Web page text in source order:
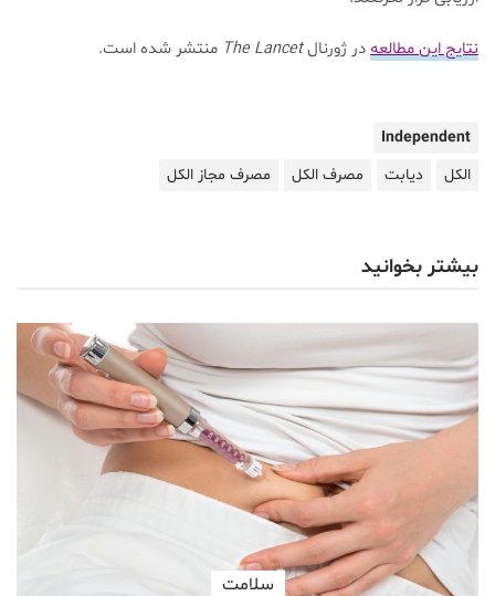
نتایج این مطالعهدر ژورنالThe Lancet منتشر شده است.
Independent
الکل
دیابت مصرف الکل مصرف مجاز الکل
بیشتر بخوانید
سلامت